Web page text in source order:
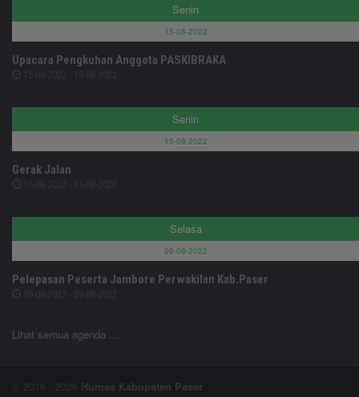
Senin
15-08-2022
Upacara Pengkuhan Anggota PASKIBRAKA
Senin
15-08-2022
Gerak Jalan
Selasa
09-08-2022
Pelepasan Peserta Jambore Perwakilan Kab.Paser
Lihat semua agenda ....
© 2016 - 2026 Humas Kabupaten Paser